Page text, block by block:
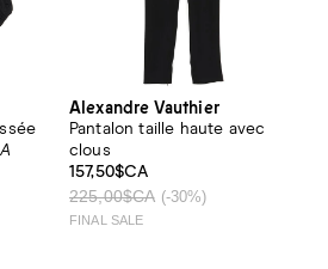
Alexandre Vauthier
Pantalon taille haute avec
clous
157,50$CA
225,00$CA (-30%)
FINAL SALE